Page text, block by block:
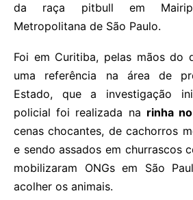
da raça pitbull em
Metropolitana de São Paulo.
Foi em Curitiba, pelas mãos do
uma referência na área de
Estado, que a investigação
policial foi realizada na rinha
cenas chocantes, de cachorros
e sendo assados em churrascos
mobilizaram ONGs em São
acolher os animais.